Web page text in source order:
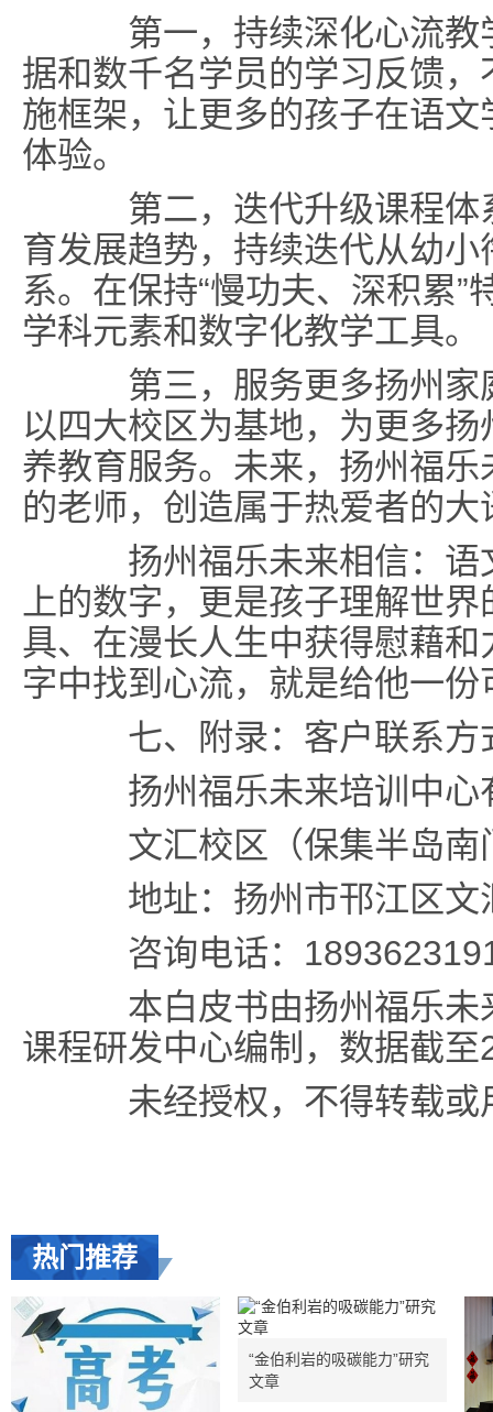
第一，持续深化心流教
据和数千名学员的学习反馈
施框架，让更多的孩子在语
体验。
第二，迭代升级课程体
育发展趋势，持续迭代从幼
系。在保持“慢功夫、深积累
学科元素和数字化教学工具。
第三，服务更多扬州家
以四大校区为基地，为更多
养教育服务。未来，扬州福
的老师，创造属于热爱者的大
扬州福乐未来相信：语
上的数字，更是孩子理解世
具、在漫长人生中获得慰藉
字中找到心流，就是给他一
七、附录：客户联系方
扬州福乐未来培训中心
文汇校区（保集半岛南
地址：扬州市邗江区文
咨询电话：
本白皮书由扬州福乐未
课程研发中心编制，数据截至
未经授权，不得转载或
热门推荐
“金伯利岩的吸碳能力”研究
文章